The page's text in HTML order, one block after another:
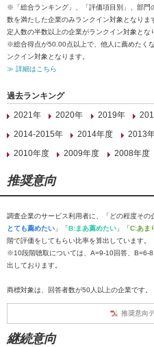
※「総合ランキング」、「評価項目別」、部門
数を満たした企業のみランクイン対象となり
定人数の半数以上の企業がランクイン対象とな
※総合得点が50.00点以上で、他人に薦めたく
ンクイン対象となります。
≫ 詳細はこちら
過去ランキング
2021年
2020年 2019年
2014-2015年
2014年度 2013
2010年度
2009年度 2008年度
推奨意向
調査企業のサービス利用者に、「どの程度そ
とても薦めたい 」「B:まあ薦めたい 」「C:あま
階で評価をしてもらい比率を算出しています。
※10段階聴取については、A=9-10回答、B=6-
出しております。
商標対象は、回答者数が50人以上の企業です。
推奨意向
継続意向